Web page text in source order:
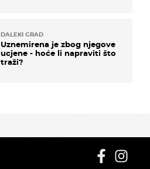
DALEKI GRAD
Uznemirena je zbog njegove
ucjene - hoće li napraviti što
traži?